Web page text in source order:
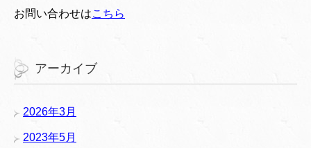
お問い合わせはこちら
アーカイブ
2026年3月
2023年5月